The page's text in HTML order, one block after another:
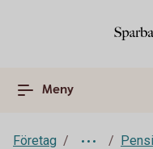
Meny
Företag